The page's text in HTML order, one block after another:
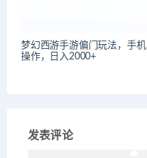
梦幻西游手游偏门玩法，手机
操作，日入2000+
发表评论